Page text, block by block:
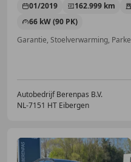
01/2019 162.999 km
66 kW (90 PK)
Autobedrijf Berenpas B.V.
NL-7151 HT Eibergen